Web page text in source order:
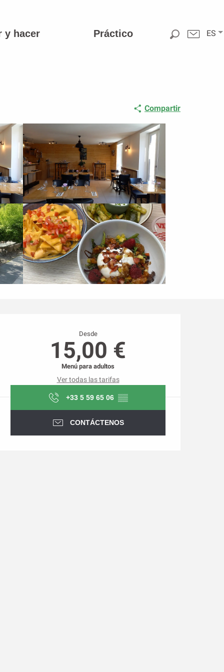
ES
y hacer Práctico
Compartir
Desde
15,00 €
Menú para adultos
Ver todas las tarifas
+33 5 59 65 06 ▒▒
CONTÁCTENOS